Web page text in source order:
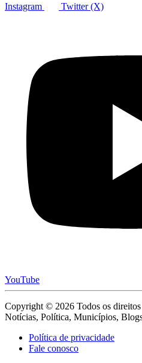
Instagram Twitter (X)
YouTube
Copyright © 2026 Todos os
Notícias, Política, Municípios,
Política de privacidade
Fale conosco